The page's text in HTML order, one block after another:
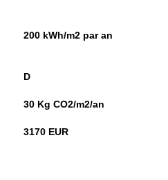
200 kWh/m2 par an
D
30 Kg CO2/m2/an
3170 EUR